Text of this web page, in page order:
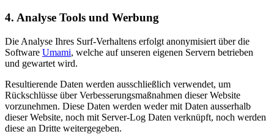
4. Analyse Tools und Werbung
Die Analyse Ihres Surf-Verhaltens erfolgt anonymisiert über die
Software Umami, welche auf unseren eigenen Servern betrieben
und gewartet wird.
Resultierende Daten werden ausschließlich verwendet, um
Rückschlüsse über Verbesserungsmaßnahmen dieser Website
vorzunehmen. Diese Daten werden weder mit Daten ausserhalb
dieser Website, noch mit Server-Log Daten verknüpft, noch werden
diese an Dritte weitergegeben.